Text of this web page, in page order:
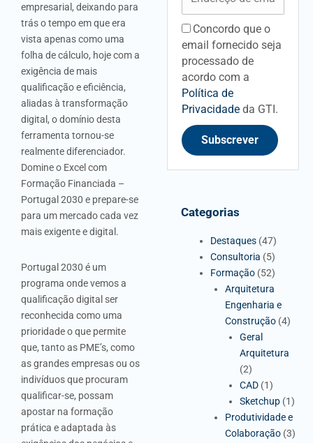
empresarial, deixando para
trás o tempo em que era
vista apenas como uma
folha de cálculo, hoje com a
exigência de mais
qualificação e eficiência,
aliadas à transformação
digital, o domínio desta
ferramenta tornou-se
realmente diferenciador.
Domine o Excel com
Formação Financiada –
Portugal 2030 e prepare-se
para um mercado cada vez
mais exigente e digital.
Portugal 2030 é um
programa onde vemos a
qualificação digital ser
reconhecida como uma
prioridade o que permite
que, tanto as PME’s, como
as grandes empresas ou os
indivíduos que procuram
qualificar-se, possam
apostar na formação
prática e adaptada às
acceptancefieldid
Concordo que o
email fornecido seja
processado de
acordo com a
Política de
Privacidade da GTI.
Subscrever
Categorias
Destaques(47)
Consultoria (5)
Formação(52)
Arquitetura
Engenharia e
Construção(4)
Geral
Arquitetura
(2)
CAD(1)
Sketchup(1)
Produtividade e
Colaboração(3)